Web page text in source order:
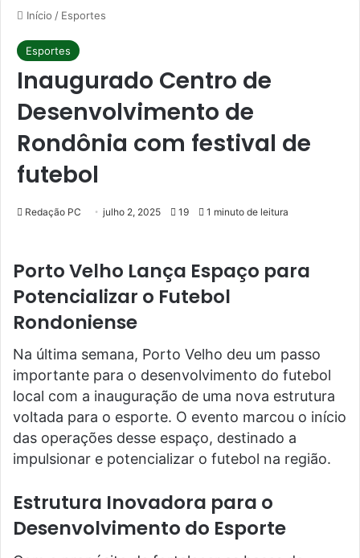
Início / Esportes
Esportes
Inaugurado Centro de
Desenvolvimento de
Rondônia com festival de
futebol
Redação PC julho 2, 2025 19 1 minuto de leitura
Porto Velho Lança Espaço para
Potencializar o Futebol
Rondoniense
Na última semana, Porto Velho deu um passo
importante para o desenvolvimento do futebol
local com a inauguração de uma nova estrutura
voltada para o esporte. O evento marcou o início
das operações desse espaço, destinado a
impulsionar e potencializar o futebol na região.
Estrutura Inovadora para o
Desenvolvimento do Esporte